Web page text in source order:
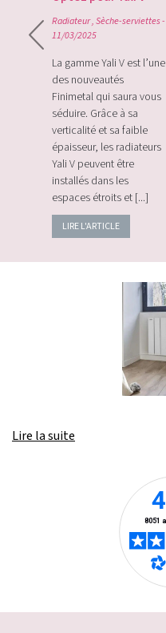
Radiateur,Sèche-serviettes-
11/03/2025
La gamme Yali V est l’une
des nouveautés
Finimetal qui saura vous
séduire. Grâce à sa
verticalité et sa faible
épaisseur, les radiateurs
Yali V peuvent être
installés dans les
espaces étroits et [...]
LIRE L'ARTICLE
Lire la suite